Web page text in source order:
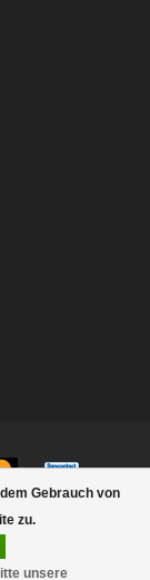
Gebrauch von
zu.
unsere